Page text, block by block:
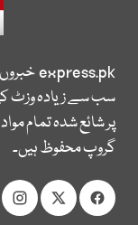
express.pk
سب سے زیادہ وزٹ
پر شائع شدہ تمام
گروپ محفوظ ہیں۔